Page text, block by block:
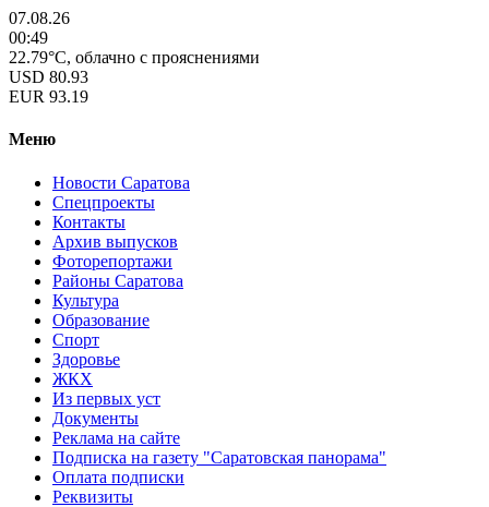
07.08.26
00:49
22.79°C, облачно с прояснениями
USD 80.93
EUR 93.19
Меню
Новости Саратова
Спецпроекты
Контакты
Архив выпусков
Фоторепортажи
Районы Саратова
Культура
Образование
Спорт
Здоровье
ЖКХ
Из пеpвых уст
Документы
Реклама на сайте
Подписка на газету "Саратовская панорама"
Оплата подписки
Реквизиты